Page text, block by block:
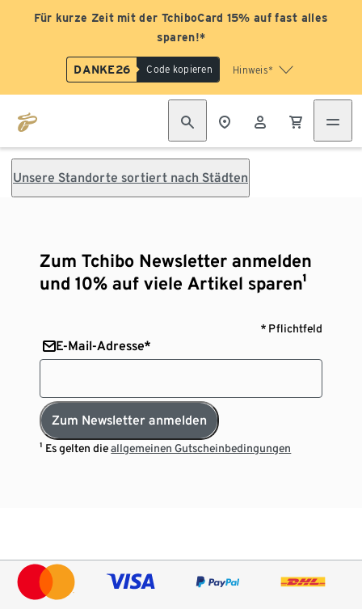
Für kurze Zeit mit der TchiboCard 15% auf fast alles
sparen!*
DANKE26 Code kopieren Hinweis*
Unsere Standorte sortiert nach Städten
Zum Tchibo Newsletter anmelden
und 10% auf viele Artikel sparen¹
* Pflichtfeld
E-Mail-Adresse*
Zum Newsletter anmelden
¹ Es gelten dieallgemeinen Gutscheinbedingungen